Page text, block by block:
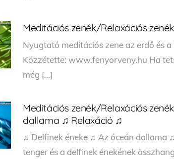
Meditációs zenék/Relaxációs
Nyugtató meditációs zene az erdő és
Közzétette: www.fenyorveny.hu Ha
még […]
Meditációs zenék/Relaxációs
dallama ♫ Relaxáció ♫
♫ Delfinek éneke ♫ Az óceán dallama
tenger és a delfinek énekének